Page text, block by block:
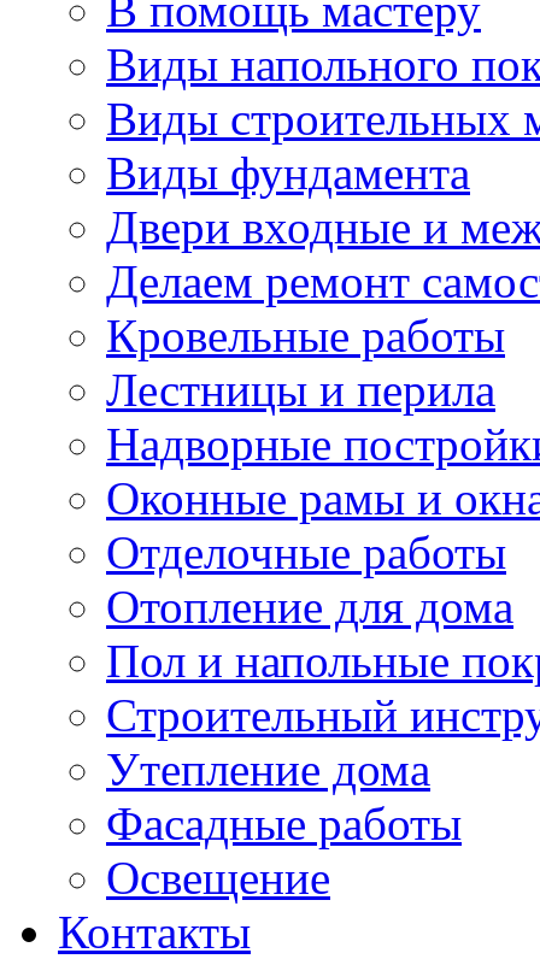
Виды напольного
Виды строительных
Виды фундамента
Двери входные и
Делаем ремонт
Кровельные работы
Лестницы и перила
Надворные
Оконные рамы и
Отделочные работы
Отопление для дома
Пол и напольные
Строительный
Утепление дома
Фасадные работы
Освещение
Контакты